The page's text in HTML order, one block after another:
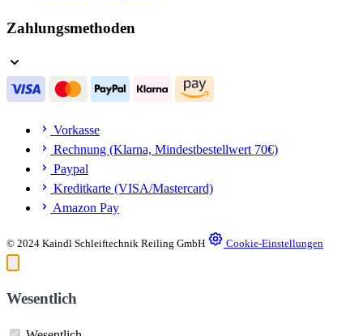
Zahlungsmethoden
Vorkasse
Rechnung (Klarna, Mindestbestellwert 70€)
Paypal
Kreditkarte (VISA/Mastercard)
Amazon Pay
© 2024 Kaindl Schleiftechnik Reiling GmbH Cookie-Einstellungen
Wesentlich